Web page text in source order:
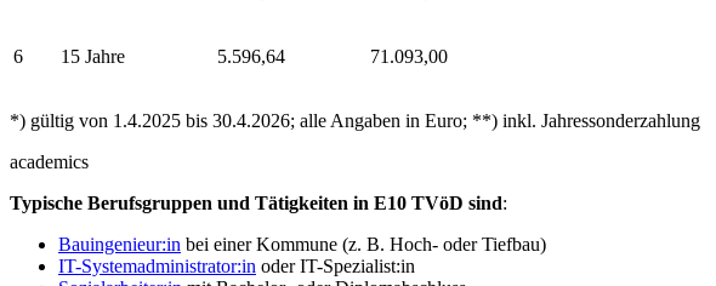
6 15 Jahre 5.596,64 71.093,00
*) gültig von 1.4.2025 bis 30.4.2026; alle Angaben in Euro; **) inkl. Jahressonderzahlung
academics
Typische Berufsgruppen und Tätigkeiten in E10 TVöD sind:
Bauingenieur:in bei einer Kommune (z. B. Hoch- oder Tiefbau)
IT-Systemadministrator:in oder IT-Spezialist:in